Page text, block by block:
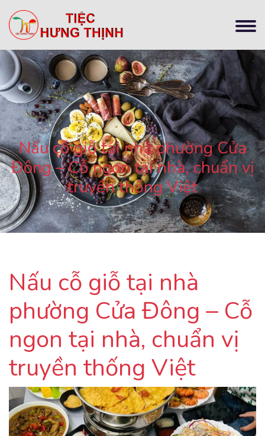
Nấu cỗ giỗ tại nhà phường Cửa
Đông – Cỗ ngon tại nhà, chuẩn vị
truyền thống Việt
Nấu cỗ giỗ tại nhà
phường Cửa Đông – Cỗ
ngon tại nhà, chuẩn vị
truyền thống Việt